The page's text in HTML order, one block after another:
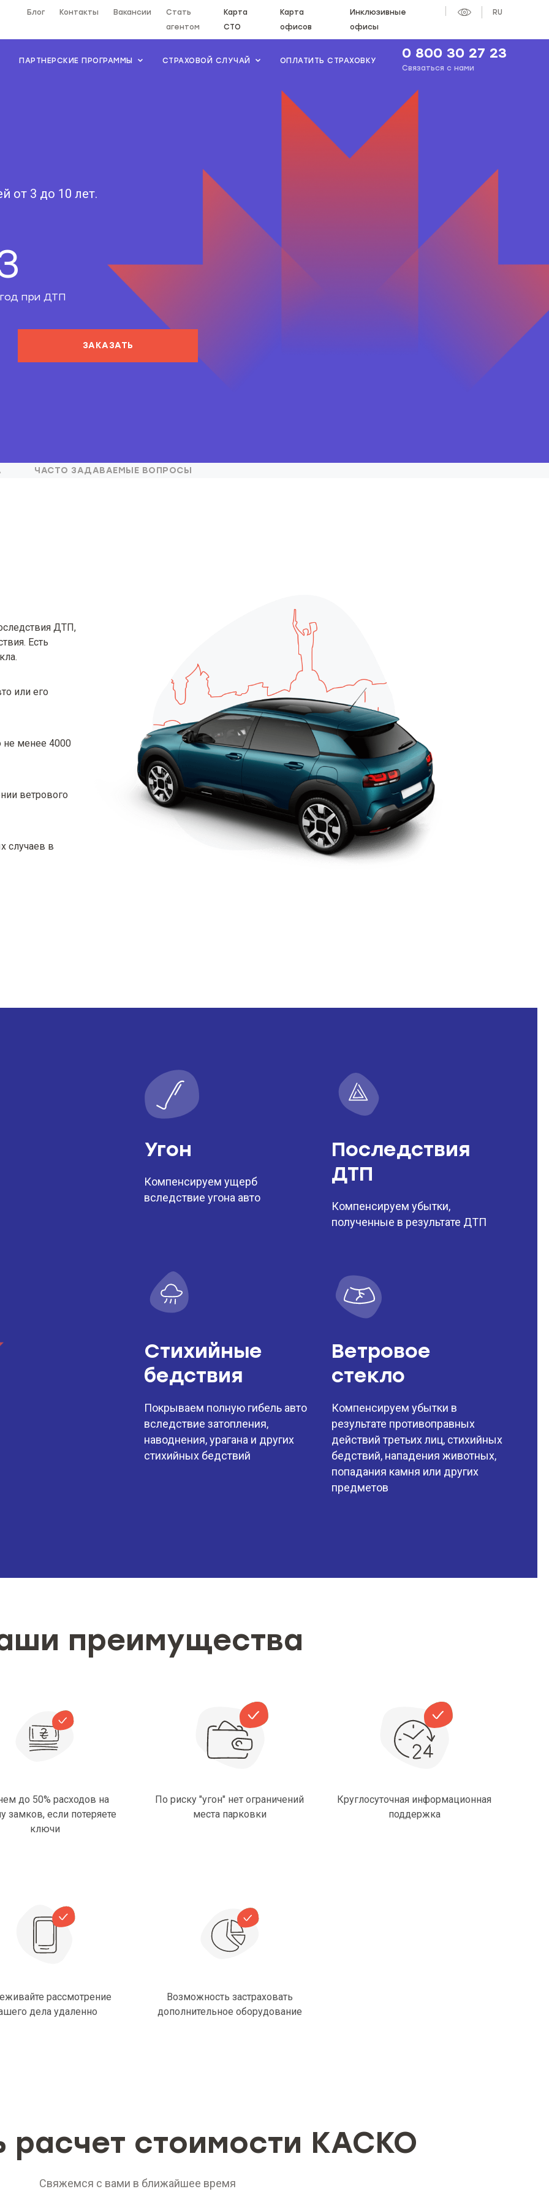
Блог Контакты Вакансии
Стать
агентом
Карта
СТО
Карта
офисов
Инклюзивные
офисы
RU
ПАРТНЕРСКИЕ ПРОГРАММЫ СТРАХОВОЙ СЛУЧАЙ ОПЛАТИТЬ СТРАХОВКУ 0 800 30 27 23
Связаться с нами
от 3 до 10 лет.
при ДТП
ЗАКАЗАТЬ
ЧАСТО ЗАДАВАЕМЫЕ ВОПРОСЫ
ДТП,
Есть
или его
не менее 4000
ветрового
случаев в
Угон
Компенсируем ущерб
вследствие угона авто
Последствия
ДТП
Компенсируем убытки,
полученные в результате ДТП
Стихийные
бедствия
Покрываем полную гибель авто
вследствие затопления,
наводнения, урагана и других
стихийных бедствий
Ветровое
стекло
Компенсируем убытки в
результате противоправных
действий третьих лиц, стихийных
бедствий, нападения животных,
попадания камня или других
предметов
преимущества
до 50% расходов на
замков, если потеряете
ключи
По риску "угон" нет ограничений
места парковки
Круглосуточная информационная
поддержка
рассмотрение
дела удаленно
Возможность застраховать
дополнительное оборудование
расчет стоимости КАСКО
Свяжемся с вами в ближайшее время